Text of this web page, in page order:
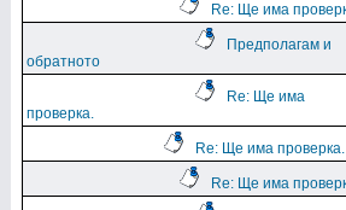
Re: Ще има
Предполагам и
обратното
Re: Ще има
проверка.
Re: Ще има проверка.
Re: Ще има